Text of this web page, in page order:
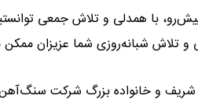
با همدلی و تلاش جمعی
تلاش شبانه‌روزی شما عزیزان ممکن
و خانواده بزرگ شرکت سنگ‌آهن